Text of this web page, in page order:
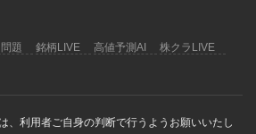
題 銘柄LIVE 高値予測AI 株クラLIVE
、利用者ご自身の判断で行うようお願いいたし